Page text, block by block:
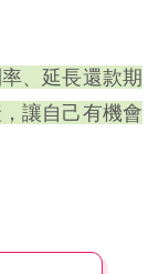
、延長還款期
讓自己有機會